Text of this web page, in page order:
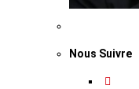
Nous Suivre